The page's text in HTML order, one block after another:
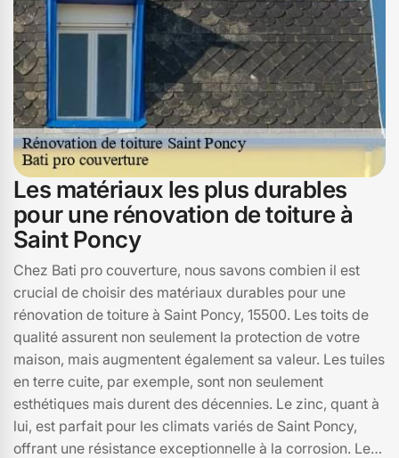
Les matériaux les plus durables
pour une rénovation de toiture à
Saint Poncy
Chez Bati pro couverture, nous savons combien il est
crucial de choisir des matériaux durables pour une
rénovation de toiture à Saint Poncy, 15500. Les toits de
qualité assurent non seulement la protection de votre
maison, mais augmentent également sa valeur. Les tuiles
en terre cuite, par exemple, sont non seulement
esthétiques mais durent des décennies. Le zinc, quant à
lui, est parfait pour les climats variés de Saint Poncy,
offrant une résistance exceptionnelle à la corrosion. Les